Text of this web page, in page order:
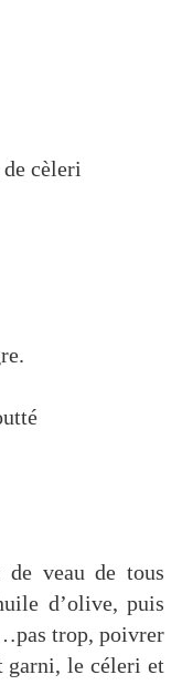
cèleri
veau de tous
d’olive, puis
trop, poivrer
garni, le céleri et